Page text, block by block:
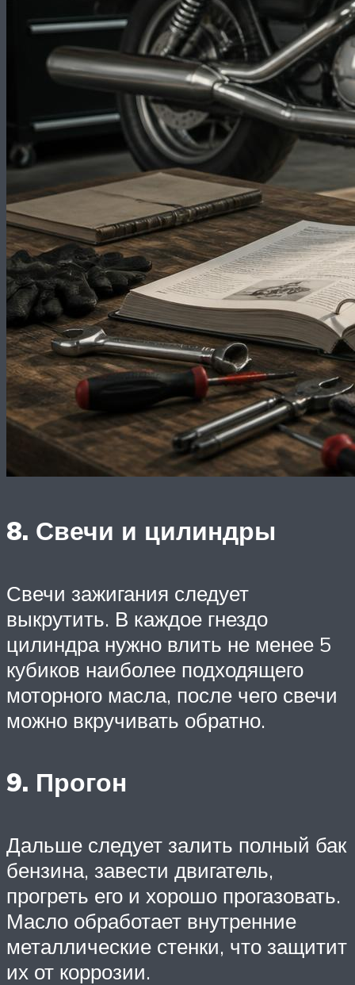
8. Свечи и цилиндры
Свечи зажигания следует
выкрутить. В каждое гнездо
цилиндра нужно влить не менее 5
кубиков наиболее подходящего
моторного масла, после чего свечи
можно вкручивать обратно.
9. Прогон
Дальше следует залить полный бак
бензина, завести двигатель,
прогреть его и хорошо прогазовать.
Масло обработает внутренние
металлические стенки, что защитит
их от коррозии.